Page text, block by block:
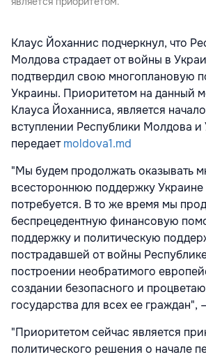
Клаус Йоханнис подчеркнул, что
Молдова страдает от войны в
подтвердил свою многоплановую
Украины. Приоритетом на данный
Клауса Йоханниса, является
вступлении Республики Молдова
передаетmoldova1.md
"Мы будем продолжать оказывать
всестороннюю поддержку Украине
потребуется. В то же время мы
беспрецедентную финансовую
поддержку и политическую
пострадавшей от войны
построении необратимого
создании безопасного и
государства для всех ее граждан",
"Приоритетом сейчас является
политического решения о начале